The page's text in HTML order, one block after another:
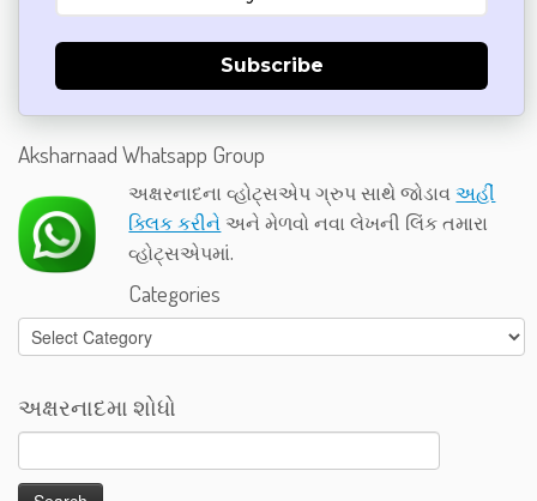
Subscribe
Aksharnaad Whatsapp Group
અક્ષરનાદના વ્હોટ્સએપ ગ્રુપ સાથે જોડાવઅહીં
ક્લિક કરીને અને મેળવો નવા લેખની લિંક તમારા
વ્હોટ્સએપમાં.
Categories
Categories
અક્ષરનાદમા શોધો